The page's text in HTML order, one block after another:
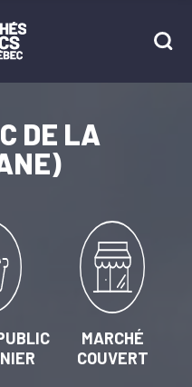
DE LA
MARCHÉ
COUVERT